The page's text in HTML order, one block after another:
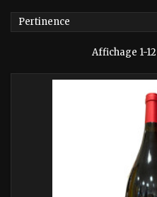
Pertinence
Affichage 1-